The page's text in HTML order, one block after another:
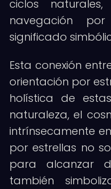
ciclos
navegación
significado
Esta conexión
orientación por
holística de
naturaleza, el
intrínsecamente
por estrellas no
para alcanzar
también